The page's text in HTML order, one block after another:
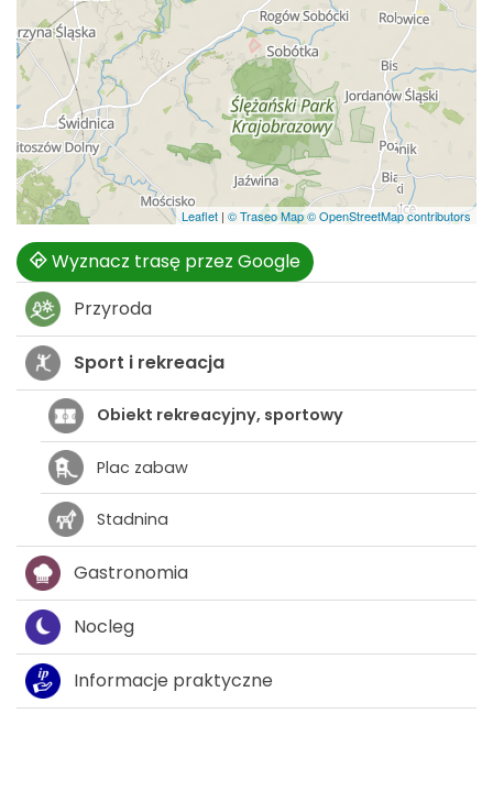
Leaflet | © Traseo Map© OpenStreetMap contributors
Wyznacz trasę przez Google
Przyroda
Sport i rekreacja
Obiekt rekreacyjny, sportowy
Plac zabaw
Stadnina
Gastronomia
Nocleg
Informacje praktyczne